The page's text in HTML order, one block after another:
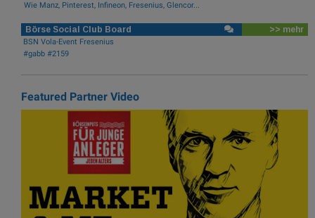
Wie Manz, Pinterest, Infineon, Fresenius, Glencor...
Börse Social Club Board >> mehr
BSN Vola-Event Fresenius
#gabb #2159
Featured Partner Video